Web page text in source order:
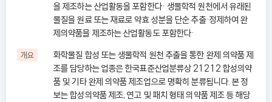
을 제조하는 산업활동을 포함한다· 생물학적 원천에서 유래된
물질을 원료 또는 재료로 약효 성분을 단순 추출·정제하여 완
제의약품을 제조하는 산업활동도 포함한다·
개요
화학물질 합성 또는 생물학적 원천 추출을 통한 완제 의약품 제
조를 담당하는 업종은 한국표준산업분류상 21212 합성의약
품 및 기타 완제 의약품 제조업으로 명확히 분류됩니다. 본 정
보는 합성의약품 제조, 연고 및 패치 형태 의약품 제조 등 해당